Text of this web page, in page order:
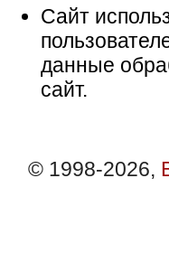
Сайт
данные
сайт.
© 1998-2026,